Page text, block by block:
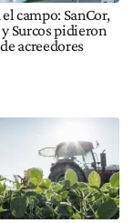
campo: SanCor,
Surcos pidieron
acreedores